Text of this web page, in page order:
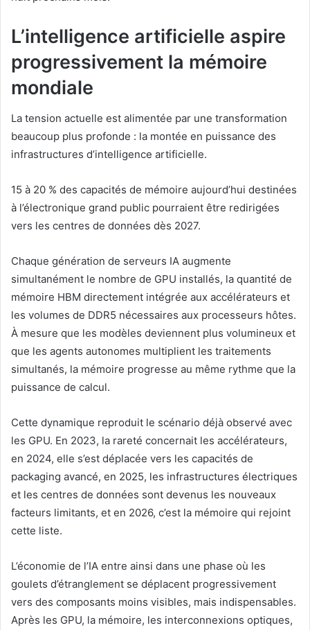
L’intelligence artificielle aspire
progressivement la mémoire
mondiale
La tension actuelle est alimentée par une transformation
beaucoup plus profonde : la montée en puissance des
infrastructures d’intelligence artificielle.
15 à 20 % des capacités de mémoire aujourd’hui destinées
à l’électronique grand public pourraient être redirigées
vers les centres de données dès 2027.
Chaque génération de serveurs IA augmente
simultanément le nombre de GPU installés, la quantité de
mémoire HBM directement intégrée aux accélérateurs et
les volumes de DDR5 nécessaires aux processeurs hôtes.
À mesure que les modèles deviennent plus volumineux et
que les agents autonomes multiplient les traitements
simultanés, la mémoire progresse au même rythme que la
puissance de calcul.
Cette dynamique reproduit le scénario déjà observé avec
les GPU. En 2023, la rareté concernait les accélérateurs,
en 2024, elle s’est déplacée vers les capacités de
packaging avancé, en 2025, les infrastructures électriques
et les centres de données sont devenus les nouveaux
facteurs limitants, et en 2026, c’est la mémoire qui rejoint
cette liste.
L’économie de l’IA entre ainsi dans une phase où les
goulets d’étranglement se déplacent progressivement
vers des composants moins visibles, mais indispensables.
Après les GPU, la mémoire, les interconnexions optiques,